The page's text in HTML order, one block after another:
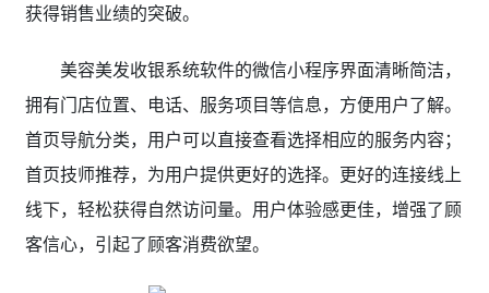
获得销售业绩的突破。
美容美发收银系统软件的微信小程序界面清晰简洁，
拥有门店位置、电话、服务项目等信息，方便用户了解。
首页导航分类，用户可以直接查看选择相应的服务内容；
首页技师推荐，为用户提供更好的选择。更好的连接线上
线下，轻松获得自然访问量。用户体验感更佳，增强了顾
客信心，引起了顾客消费欲望。